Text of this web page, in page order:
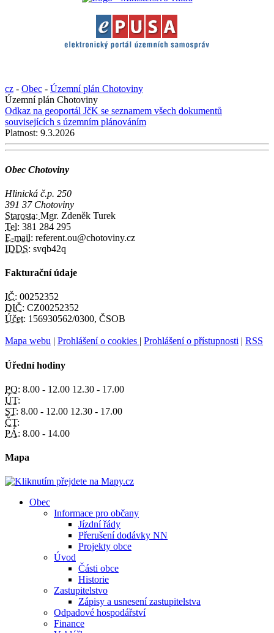
cz - Obec - Územní plán Chotoviny
Územní plán Chotoviny
Odkaz na geoportál JčK se seznamem všech dokumentů
souvisejících s územním plánováním
Platnost: 9.3.2026
Obec Chotoviny
Hlinická č.p. 250
391 37 Chotoviny
Starosta: Mgr. Zdeněk Turek
Tel: 381 284 295
E-mail: referent.ou@chotoviny.cz
IDDS: svqb42q
Fakturační údaje
IČ: 00252352
DIČ: CZ00252352
Účet: 156930562/0300, ČSOB
Mapa webu | Prohlášení o cookies | Prohlášení o přístupnosti | RSS
Úřední hodiny
PO: 8.00 - 12.00 12.30 - 17.00
ÚT:
ST: 8.00 - 12.00 12.30 - 17.00
ČT:
PÁ: 8.00 - 14.00
Mapa
Obec
Informace pro občany
Jízdní řády
Přerušení dodávky NN
Projekty obce
Úvod
Části obce
Historie
Zastupitelstvo
Zápisy a usnesení zastupitelstva
Odpadové hospodářství
Finance